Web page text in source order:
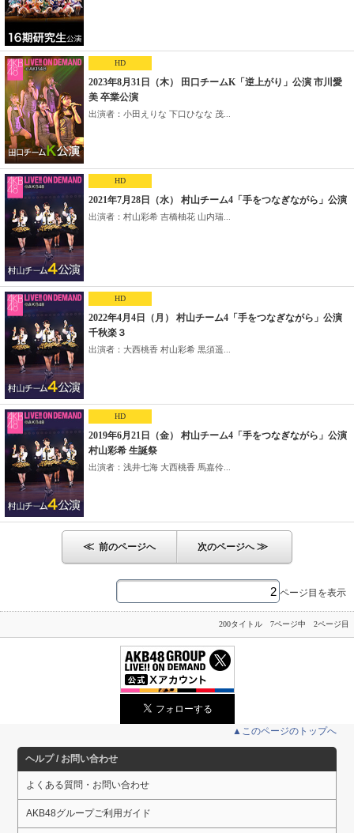
HD
2023年8月31日（木） 田口チームK「逆上がり」公演 市川愛
美 卒業公演
出演者：小田えりな 下口ひなな 茂...
HD
2021年7月28日（水） 村山チーム4「手をつなぎながら」公演
出演者：村山彩希 吉橋柚花 山内瑞...
HD
2022年4月4日（月） 村山チーム4「手をつなぎながら」公演
千秋楽３
出演者：大西桃香 村山彩希 黒須遥...
HD
2019年6月21日（金） 村山チーム4「手をつなぎながら」公演
村山彩希 生誕祭
出演者：浅井七海 大西桃香 馬嘉伶...
≪ 前のページへ 次のページへ≫
ページ目を表示
200タイトル 7ページ中 2ページ目
▲このページのトップへ
ヘルプ / お問い合わせ
よくある質問・お問い合わせ
AKB48グループご利用ガイド